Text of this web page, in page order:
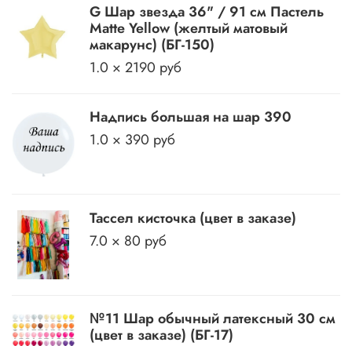
G Шар звезда 36" / 91 см Пастель
Matte Yellow (желтый матовый
макарунс) (БГ-150)
1.0 × 2190 руб
Надпись большая на шар 390
1.0 × 390 руб
Тассел кисточка (цвет в заказе)
7.0 × 80 руб
№11 Шар обычный латексный 30 см
(цвет в заказе) (БГ-17)